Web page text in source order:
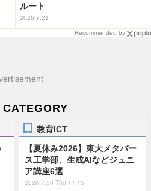
ルート
2026.7.21
Recommended by
CATEGORY
教育ICT
【夏休み2026】東大メタバー
ス工学部、生成AIなどジュニ
ア講座6選
2026.7.30 Thu 11:15